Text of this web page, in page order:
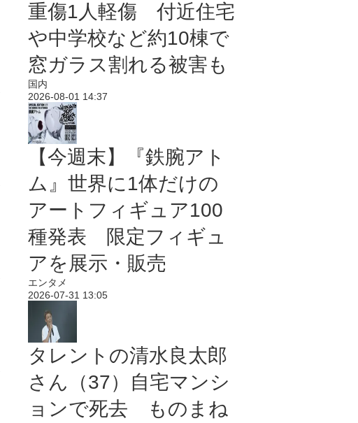
重傷1人軽傷 付近住宅
や中学校など約10棟で
窓ガラス割れる被害も
国内
2026-08-01 14:37
【今週末】『鉄腕アト
ム』世界に1体だけの
アートフィギュア100
種発表 限定フィギュ
アを展示・販売
エンタメ
2026-07-31 13:05
タレントの清水良太郎
さん（37）自宅マンシ
ョンで死去 ものまね